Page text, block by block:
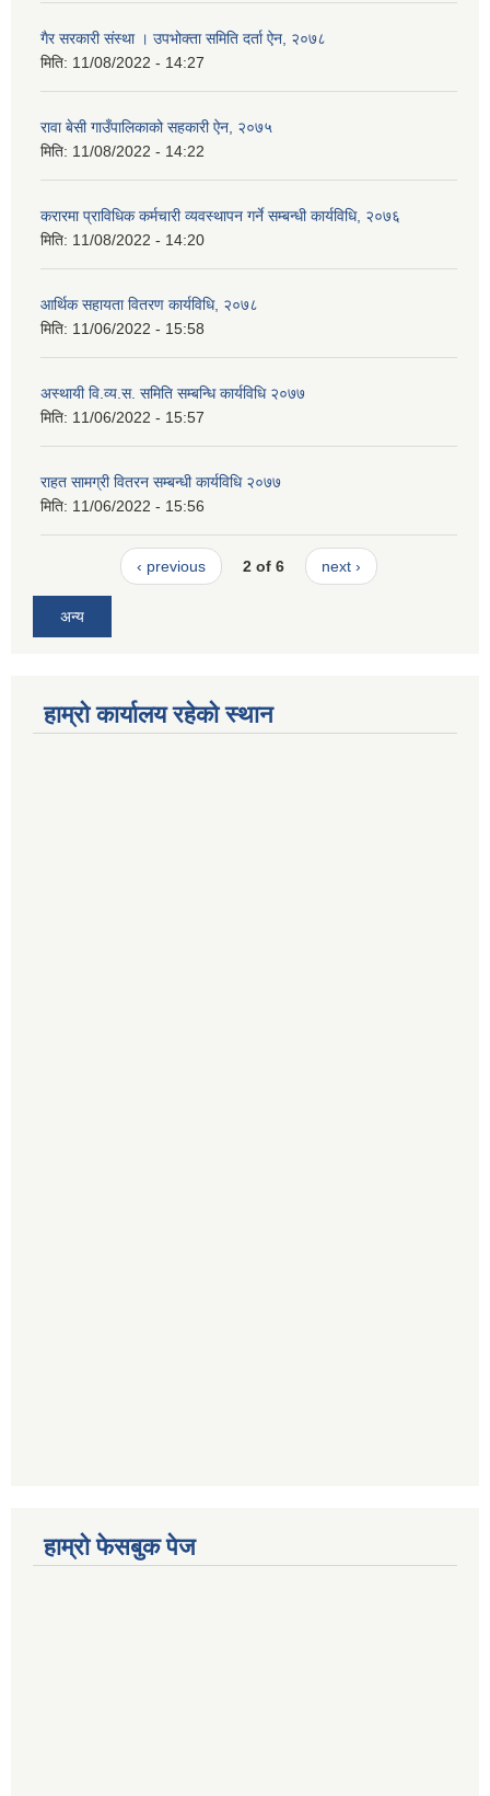
गैर सरकारी संस्था । उपभोक्ता समिति दर्ता ऐन, २०७८
मिति: 11/08/2022 - 14:27
रावा बेसी गाउँपालिकाको सहकारी ऐन, २०७५
मिति: 11/08/2022 - 14:22
करारमा प्राविधिक कर्मचारी व्यवस्थापन गर्ने सम्बन्धी कार्यविधि, २०७६
मिति: 11/08/2022 - 14:20
आर्थिक सहायता वितरण कार्यविधि, २०७८
मिति: 11/06/2022 - 15:58
अस्थायी वि.व्य.स. समिति सम्बन्धि कार्यविधि २०७७
मिति: 11/06/2022 - 15:57
राहत सामग्री वितरन सम्बन्धी कार्यविधि २०७७
मिति: 11/06/2022 - 15:56
‹ previous 2 of 6 next ›
अन्य
हाम्रो कार्यालय रहेको स्थान
हाम्रो फेसबुक पेज